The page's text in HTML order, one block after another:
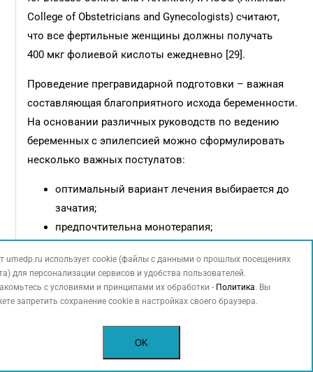
College of Obstetricians and Gynecologists) считают,
что все фертильные женщины должны получать
400 мкг фолиевой кислоты ежедневно [29].
Проведение прегравидарной подготовки – важная
составляющая благоприятного исхода беременности.
На основании различных руководств по ведению
беременных с эпилепсией можно сформулировать
несколько важных постулатов:
оптимальный вариант лечения выбирается до
зачатия;
предпочтительна монотерапия;
от типа и частоты приступов;
на старте терапии применяется минимальная
эффективная доза (в случае дебюта эпилепсии
в целях профилактики врожденных пороков
применяется фолиевая кислота [30–33].
umedp.ru использует cookie (файлы с данными о прошлых посещениях
для персонализации сервисов и удобства пользователей.
с условиями и принципами их обработки - Политика. Вы
запретить сохранение cookie в настройках своего браузера.
OK